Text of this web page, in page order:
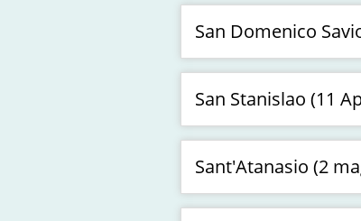
San Domenico
San Stanislao (11
Sant'Atanasio (2